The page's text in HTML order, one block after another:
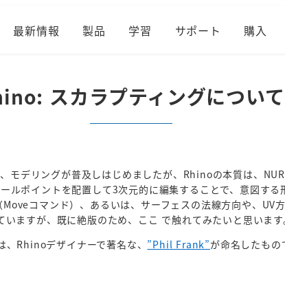
最新情報 製品 学習 サポート 購入
スカラプティングについて
デリングが普及しはじめましたが、Rhinoの本質は、
ポイントを配置して3次元的に編集することで、意図す
コマンド）、あるいは、サーフェスの法線方向や、UV
ますが、既に絶版のため、ここ で触れてみたいと思います
、Rhinoデザイナーで著名な、 ”Phil Frank”が命名したもの